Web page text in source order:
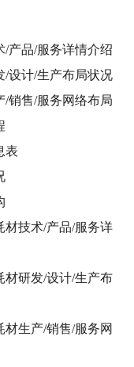
/产品/服务详情介绍
/设计/生产布局状况
/销售/服务网络布局
表
材技术/产品/服务详
材研发/设计/生产布
生产/销售/服务网